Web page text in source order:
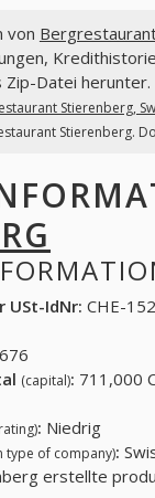
von
Zip-Datei herunter.
Stierenberg,
Stierenberg.
USt-IdNr: CHE-
(capital): 711,000
: Niedrig
type of company):
erstellte